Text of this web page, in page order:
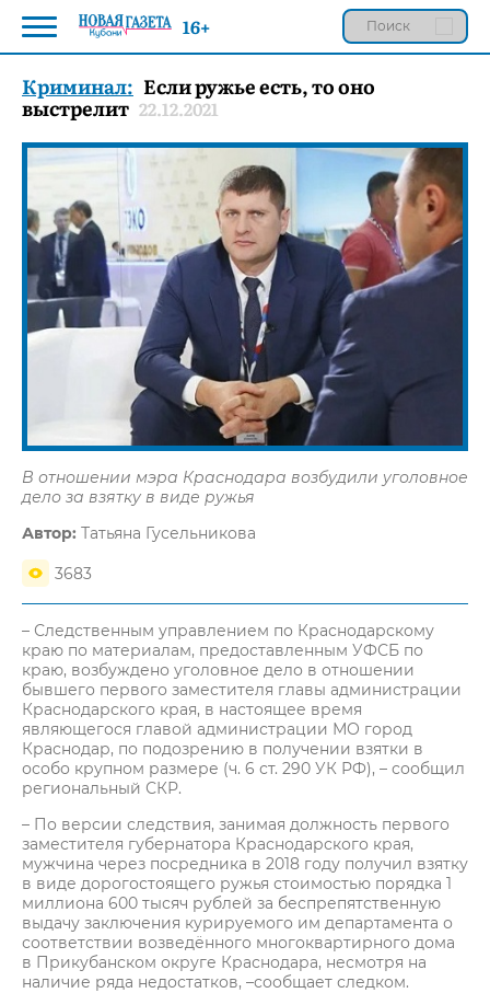
Криминал: Если ружье есть, то оно
выстрелит 22.12.2021
В отношении мэра Краснодара возбудили уголовное
дело за взятку в виде ружья
Автор: Татьяна Гусельникова
3683
– Следственным управлением по Краснодарскому
краю по материалам, предоставленным УФСБ по
краю, возбуждено уголовное дело в отношении
бывшего первого заместителя главы администрации
Краснодарского края, в настоящее время
являющегося главой администрации МО город
Краснодар, по подозрению в получении взятки в
особо крупном размере (ч. 6 ст. 290 УК РФ), – сообщил
региональный СКР.
– По версии следствия, занимая должность первого
заместителя губернатора Краснодарского края,
мужчина через посредника в 2018 году получил взятку
в виде дорогостоящего ружья стоимостью порядка 1
миллиона 600 тысяч рублей за беспрепятственную
выдачу заключения курируемого им департамента о
соответствии возведённого многоквартирного дома
в Прикубанском округе Краснодара, несмотря на
наличие ряда недостатков, –сообщает следком.
16+